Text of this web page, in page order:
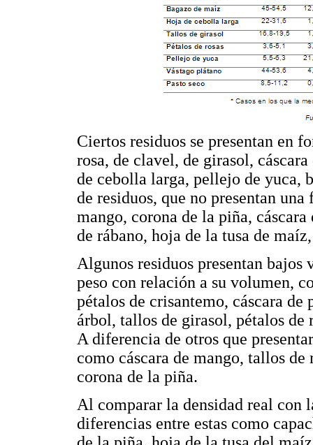
Ciertos residuos se presentan en
rosa, de clavel, de girasol,
de cebolla larga, pellejo de yuca,
de residuos, que no presentan
mango, corona de la piña,
de rábano, hoja de la tusa de
Algunos residuos presentan bajos
peso con relación a su volumen,
pétalos de crisantemo, cáscara de
árbol, tallos de girasol, pétalos de
A diferencia de otros que
como cáscara de mango, tallos
corona de la piña.
Al comparar la densidad real con
diferencias entre estas como